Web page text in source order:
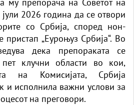
2026 година да се отвори
со Србија, според нон-
пристап „Еуроњуз Србија“. Во
дека препораката се
клучни области во кои,
на Комисијата, Србија
и исполнила важни услови за
на преговори.